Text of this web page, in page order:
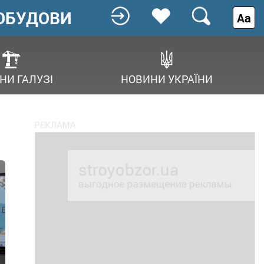
ГАЛУЗІ НОВИНИ УКРАЇНИ
Аа